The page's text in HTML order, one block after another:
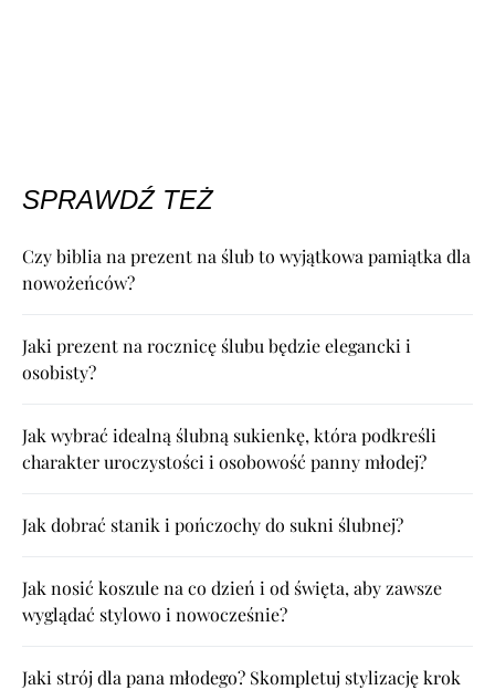
SPRAWDŹ TEŻ
Czy biblia na prezent na ślub to wyjątkowa pamiątka dla
nowożeńców?
Jaki prezent na rocznicę ślubu będzie elegancki i
osobisty?
Jak wybrać idealną ślubną sukienkę, która podkreśli
charakter uroczystości i osobowość panny młodej?
Jak dobrać stanik i pończochy do sukni ślubnej?
Jak nosić koszule na co dzień i od święta, aby zawsze
wyglądać stylowo i nowocześnie?
Jaki strój dla pana młodego? Skompletuj stylizację krok